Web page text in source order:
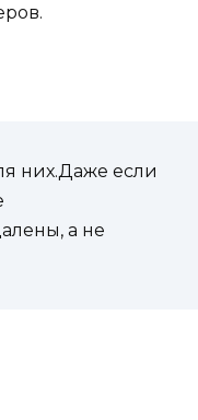
них.Даже если
а не